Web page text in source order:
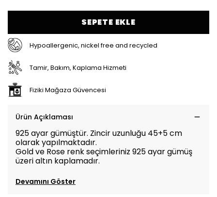
SEPETE EKLE
Hypoallergenic, nickel free and recycled
Tamir, Bakım, Kaplama Hizmeti
Fiziki Mağaza Güvencesi
Ürün Açıklaması
925 ayar gümüştür. Zincir uzunluğu 45+5 cm
olarak yapılmaktadır.
Gold ve Rose renk seçimleriniz 925 ayar gümüş
üzeri altın kaplamadır.
Devamını Göster